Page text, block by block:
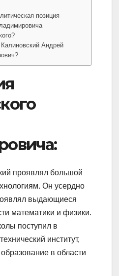
позиция
Калиновский Андрей
проявлял большой
Он усердно
выдающиеся
математики и физики.
поступил в
институт,
в области